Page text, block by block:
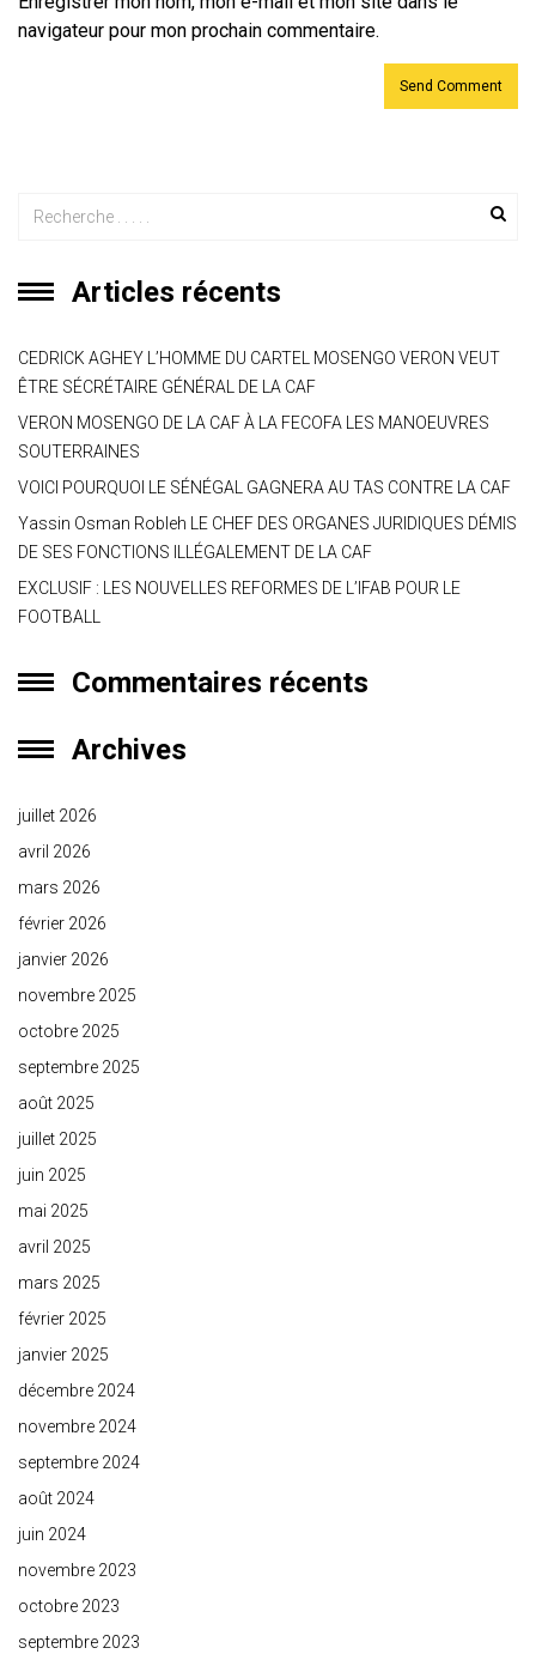
navigateur pour mon prochain commentaire.
Articles récents
CEDRICK AGHEY L’HOMME DU CARTEL MOSENGO VERON VEUT
ÊTRE SÉCRÉTAIRE GÉNÉRAL DE LA CAF
VERON MOSENGO DE LA CAF À LA FECOFA LES MANOEUVRES
SOUTERRAINES
VOICI POURQUOI LE SÉNÉGAL GAGNERA AU TAS CONTRE LA CAF
Yassin Osman Robleh LE CHEF DES ORGANES JURIDIQUES DÉMIS
DE SES FONCTIONS ILLÉGALEMENT DE LA CAF
EXCLUSIF : LES NOUVELLES REFORMES DE L’IFAB POUR LE
FOOTBALL
Commentaires récents
Archives
juillet 2026
avril 2026
mars 2026
février 2026
janvier 2026
novembre 2025
octobre 2025
septembre 2025
août 2025
juillet 2025
juin 2025
mai 2025
avril 2025
mars 2025
février 2025
janvier 2025
décembre 2024
novembre 2024
septembre 2024
août 2024
juin 2024
novembre 2023
octobre 2023
septembre 2023